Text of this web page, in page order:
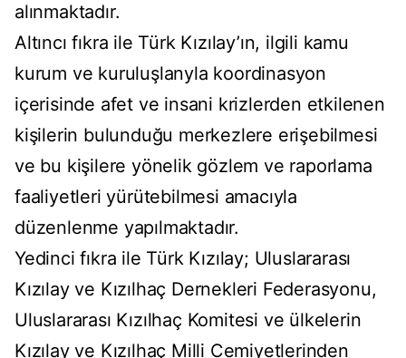
alınmaktadır.
Altıncı fıkra ile Türk Kızılay’ın, ilgili kamu
kurum ve kuruluşlanyla koordinasyon
içerisinde afet ve insani krizlerden etkilenen
kişilerin bulunduğu merkezlere erişebilmesi
ve bu kişilere yönelik gözlem ve raporlama
faaliyetleri yürütebilmesi amacıyla
düzenlenme yapılmaktadır.
Yedinci fıkra ile Türk Kızılay; Uluslararası
Kızılay ve Kızılhaç Dernekleri Federasyonu,
Uluslararası Kızılhaç Komitesi ve ülkelerin
Kızılay ve Kızılhaç Milli Cemiyetlerinden